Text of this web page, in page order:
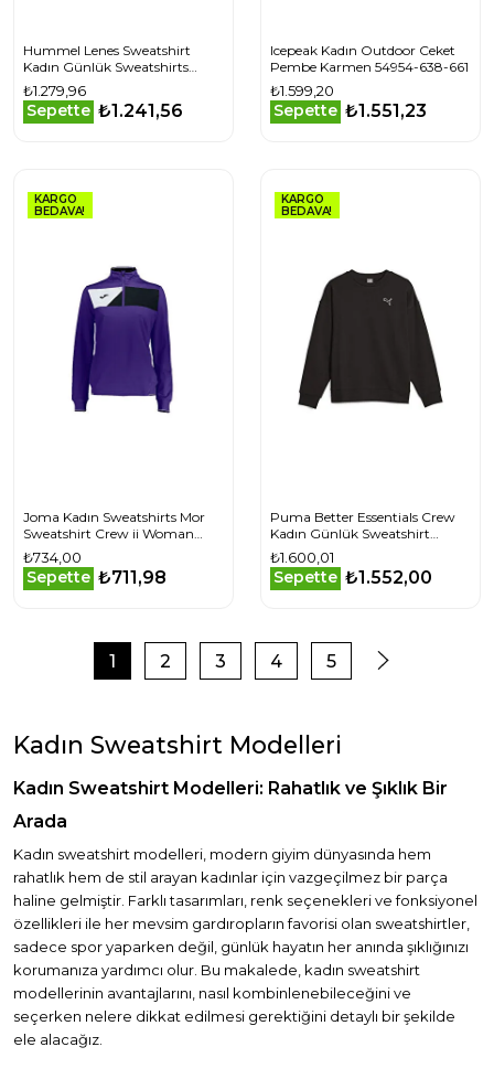
Hummel Lenes Sweatshirt
Kadın Günlük Sweatshirts
922247-9003 Beyaz
₺1.279,96
Sepette ₺1.241,56
Icepeak Kadın Outdoor Ceket
Pembe Karmen 54954-638-661
₺1.599,20
Sepette ₺1.551,23
KARGO
BEDAVA!
Joma Kadın Sweatshirts Mor
Sweatshirt Crew ii Woman
900388.551
₺734,00
Sepette ₺711,98
KARGO
BEDAVA!
Puma Better Essentials Crew
Kadın Günlük Sweatshirt
67598701 Siyah
₺1.600,01
Sepette ₺1.552,00
1 2 3 4 5
Kadın Sweatshirt Modelleri
Kadın Sweatshirt Modelleri: Rahatlık ve Şıklık Bir
Arada
Kadın sweatshirt modelleri, modern giyim dünyasında hem
rahatlık hem de stil arayan kadınlar için vazgeçilmez bir parça
haline gelmiştir. Farklı tasarımları, renk seçenekleri ve fonksiyonel
özellikleri ile her mevsim gardıropların favorisi olan sweatshirtler,
sadece spor yaparken değil, günlük hayatın her anında şıklığınızı
korumanıza yardımcı olur. Bu makalede, kadın sweatshirt
modellerinin avantajlarını, nasıl kombinlenebileceğini ve
seçerken nelere dikkat edilmesi gerektiğini detaylı bir şekilde
ele alacağız.